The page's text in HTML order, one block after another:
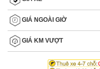
GIÁ NGOÀI GIỜ
GIÁ KM VƯỢT